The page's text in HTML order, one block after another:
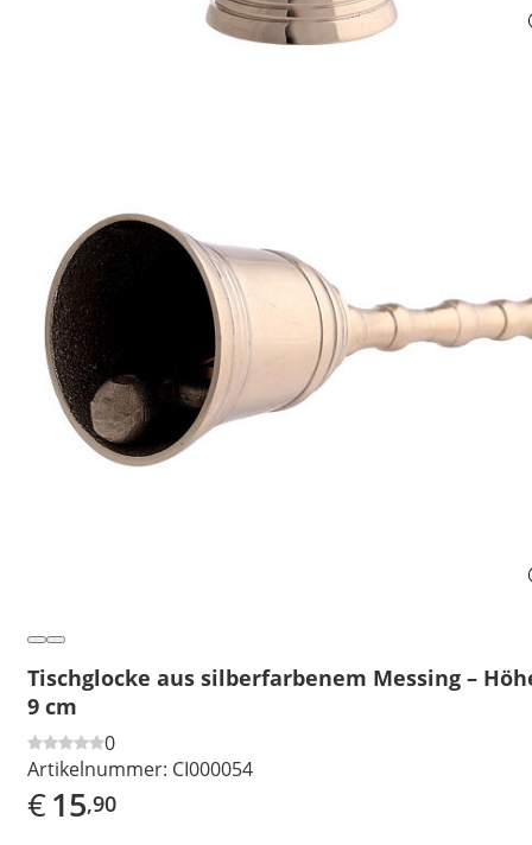
Tischglocke aus silberfarbenem Messing –
9 cm
0
Artikelnummer: CI000054
€15,90